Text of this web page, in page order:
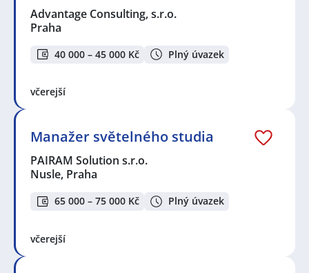
Advantage Consulting, s.r.o.
Praha
40 000 – 45 000 Kč Plný úvazek
včerejší
Manažer světelného studia
PAIRAM Solution s.r.o.
Nusle, Praha
65 000 – 75 000 Kč Plný úvazek
včerejší